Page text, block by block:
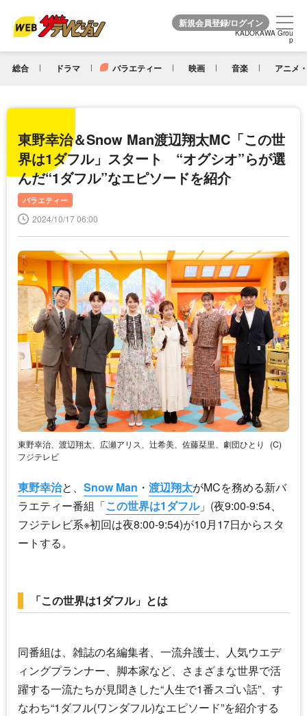
KADOKAWA Grou
p
総合 ドラマ バラエティー 映画 音楽 アニメ
KADOKAWA Grou
p
東野幸治＆Snow Man渡辺翔太MC「この世
界は1ダフル」スタート “オグシオ”らが選
んだ“1ダフル”なエピソードを紹介
バラエティー
2024/10/17 06:00
東野幸治、渡辺翔太、広瀬アリス、辻希美、佐藤栞里、劇団ひとり
(C)
フジテレビ
東野幸治と、 Snow Man ・ 渡辺翔太がMCを務める新バ
ラエティー番組「この世界は1ダフル」(夜9:00-9:54、
フジテレビ系※初回は夜8:00-9:54)が10月17日からスタ
ートする。
「この世界は1ダフル」とは
同番組は、雑誌の名編集者、一流弁護士、人気ウエデ
ィングプランナー、脚本家など、さまざまな世界で活
躍する一流たちが見聞きした“人生で1番スゴい話”、す
なわち“1ダフル(ワンダフル)なエピソード”を紹介する